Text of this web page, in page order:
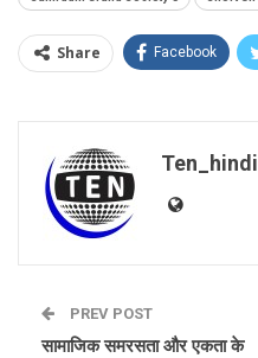
Share Facebook
Ten_hindi
PREV POST
सामाजिक समरसता और एकता के